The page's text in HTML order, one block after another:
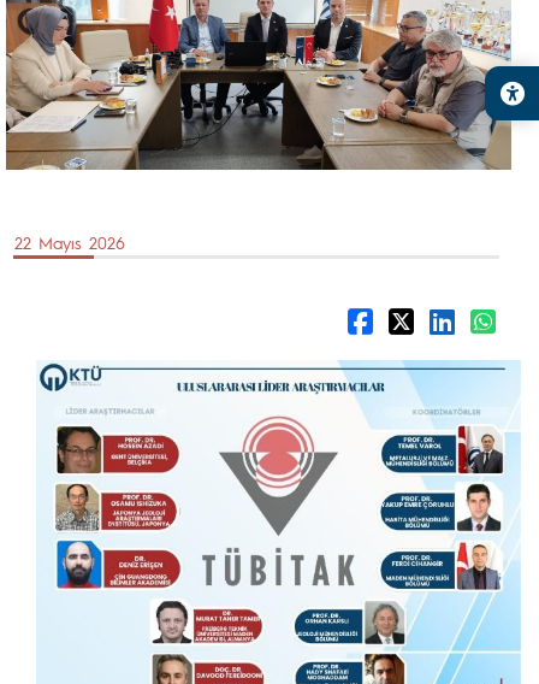
22 Mayıs 2026